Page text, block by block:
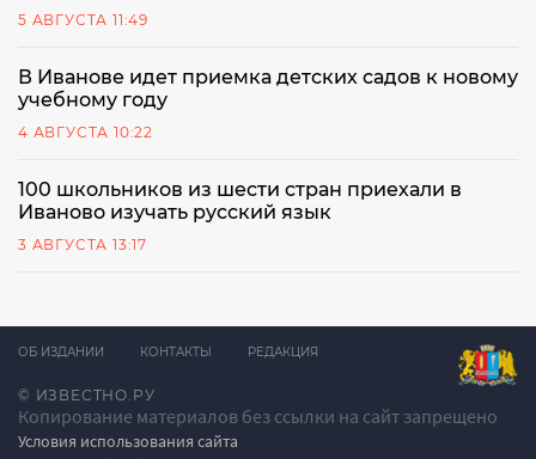
5 АВГУСТА 11:49
В Иванове идет приемка детских садов к новому
учебному году
4 АВГУСТА 10:22
100 школьников из шести стран приехали в
Иваново изучать русский язык
3 АВГУСТА 13:17
© ИЗВЕСТНО.РУ
Копирование материалов без ссылки на сайт запрещено
Условия использования сайта
ОБ ИЗДАНИИ КОНТАКТЫ РЕДАКЦИЯ